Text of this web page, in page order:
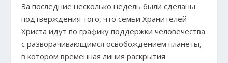
За последние несколько недель были сделаны
подтверждения того, что семьи Хранителей
Христа идут по графику поддержки человечества
с разворачивающимся освобождением планеты,
в котором временная линия раскрытия